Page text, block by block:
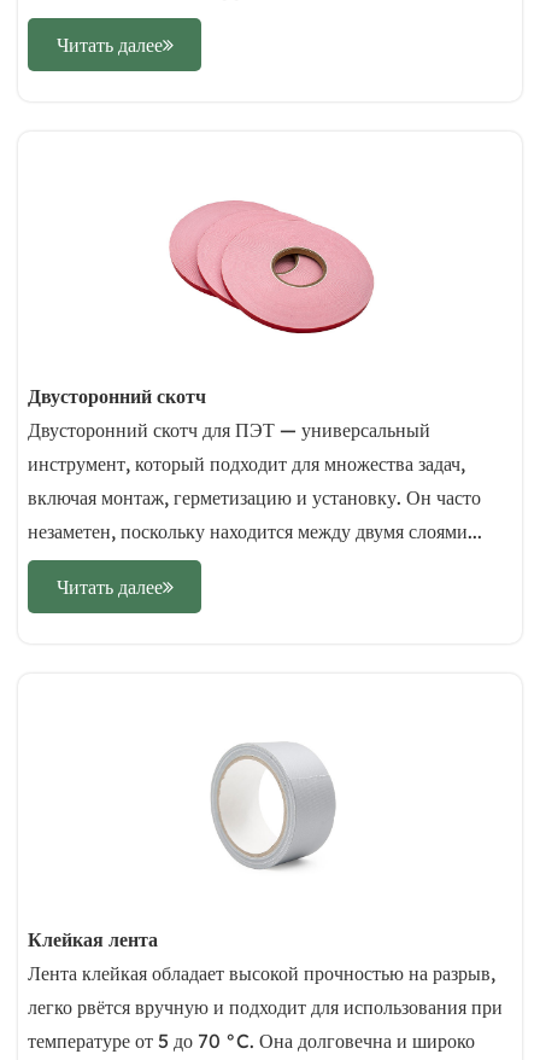
Читать далее
Двусторонний скотч
Двусторонний скотч для ПЭТ — универсальный
инструмент, который подходит для множества задач,
включая монтаж, герметизацию и установку. Он часто
незаметен, поскольку находится между двумя слоями...
Читать далее
Клейкая лента
Лента клейкая обладает высокой прочностью на разрыв,
легко рвётся вручную и подходит для использования при
температуре от 5 до 70 °C. Она долговечна и широко